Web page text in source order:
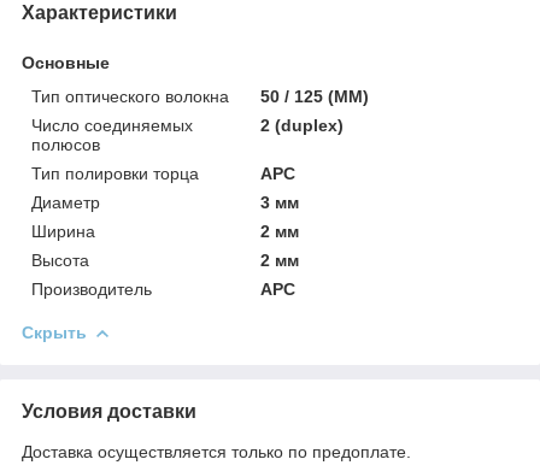
Характеристики
Основные
Тип оптического волокна
50 / 125 (MM)
Число соединяемых
полюсов
2 (duplex)
Тип полировки торца
APC
Диаметр
3 мм
Ширина
2 мм
Высота
2 мм
Производитель
APC
Скрыть
Условия доставки
Доставка осуществляется только по предоплате.